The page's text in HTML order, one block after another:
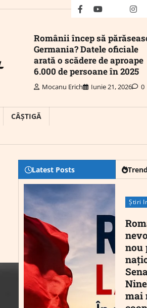
facebookyoutubeMail
Românii încep să
Germania? Datele oficiale
arată o scădere de aproape
6.000 de persoane în 2025
Mocanu Erich Iunie 21, 2026 0
CÂȘTIGĂ
Latest Posts
Știri
nou
mai